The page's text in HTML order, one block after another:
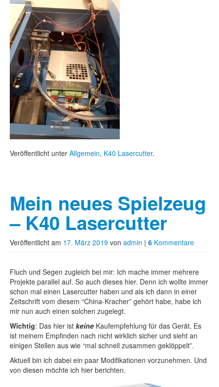
Veröffentlicht unter Allgemein, K40 Lasercutter.
Mein neues Spielzeug
– K40 Lasercutter
Veröffentlicht am 17. März 2019 von admin | 6 Kommentare
Fluch und Segen zugleich bei mir: Ich mache immer mehrere
Projekte parallel auf. So auch dieses hier. Denn ich wollte immer
schon mal einen Lasercutter haben und als ich dann in einer
Zeitschrift vom diesem “China-Kracher” gehört habe, habe ich
mir nun auch einen solchen zugelegt.
Wichtig: Das hier ist keine Kaufempfehlung für das Gerät. Es
ist meinem Empfinden nach nicht wirklich sicher und sieht an
einigen Stellen aus wie “mal schnell zusammen geklöppelt”.
Aktuell bin ich dabei ein paar Modifikationen vorzunehmen. Und
von diesen möchte ich hier berichten.